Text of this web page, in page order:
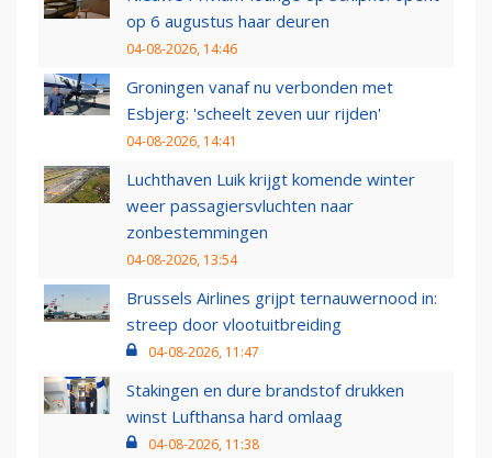
op 6 augustus haar deuren
04-08-2026, 14:46
Groningen vanaf nu verbonden met
Esbjerg: 'scheelt zeven uur rijden'
04-08-2026, 14:41
Luchthaven Luik krijgt komende winter
weer passagiersvluchten naar
zonbestemmingen
04-08-2026, 13:54
Brussels Airlines grijpt ternauwernood in:
streep door vlootuitbreiding
04-08-2026, 11:47
Stakingen en dure brandstof drukken
winst Lufthansa hard omlaag
04-08-2026, 11:38